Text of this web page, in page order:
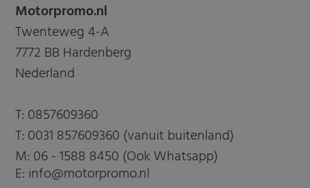
Motorpromo.nl
Twenteweg 4-A
7772 BB Hardenberg
Nederland
T: 0857609360
T: 0031 857609360 (vanuit buitenland)
M: 06 - 1588 8450 (Ook Whatsapp)
E: info@motorpromo.nl